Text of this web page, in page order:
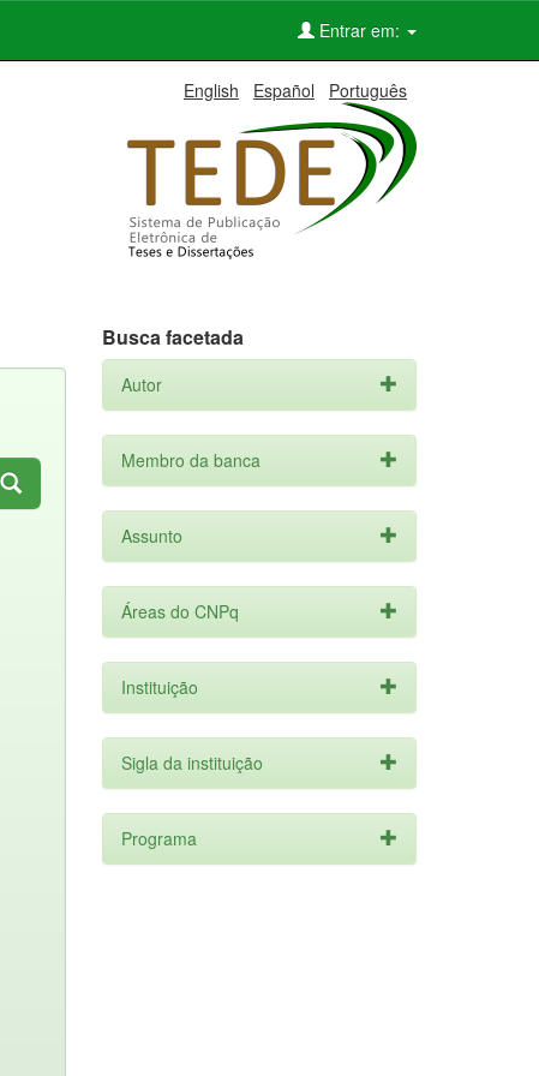
Entrar em:
English Español Português
Busca facetada
Autor
Membro da banca
Assunto
Áreas do CNPq
Instituição
Sigla da instituição
Programa